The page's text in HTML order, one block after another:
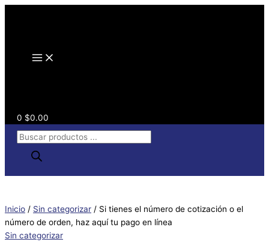
Ir
0 $0.00
Búsqueda
de
productos
Inicio / Sin categorizar / Si tienes el número de cotización o el
número de orden, haz aquí tu pago en línea
Sin categorizar
Si
número
de
orden,
tu
en
línea
cantidad
Apartamento,